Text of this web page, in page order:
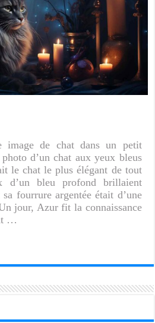
de chat dans un petit
d’un chat aux yeux bleus
le chat le plus élégant de tout
d’un bleu profond brillaient
fourrure argentée était d’une
jour, Azur fit la connaissance
…